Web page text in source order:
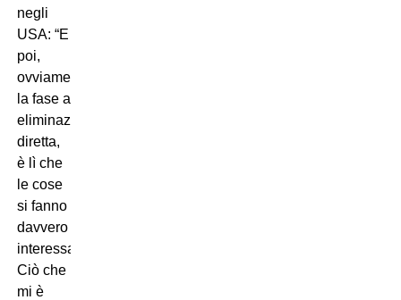
negli
USA: “E
poi,
ovviamente,
la fase a
eliminazione
diretta,
è lì che
le cose
si fanno
davvero
interessanti.
Ciò che
mi è